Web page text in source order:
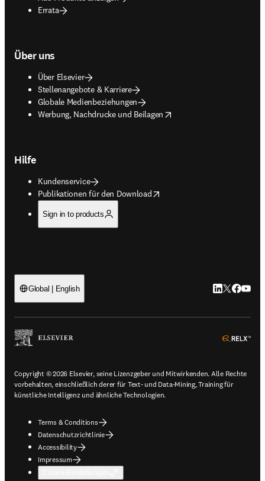
Errata
Über uns
Über Elsevier
Stellenangebote & Karriere
Globale Medienbeziehungen
Werbung, Nachdrucke und Beilagen
opens in new tab/window
Hilfe
Kundenservice
Publikationen für den Download
opens in new tab/window
Sign in to products
Global | English LinkedIn
Twitter
Copyright © 2026 Elsevier, seine Lizenzgeber und Mitwirkenden. Alle Rechte
vorbehalten, einschließlich derer für Text- und Data-Mining, Training für
künstliche Intelligenz und ähnliche Technologien.
Terms & Conditions
Datenschutzrichtlinie
Accessibility
Impressum